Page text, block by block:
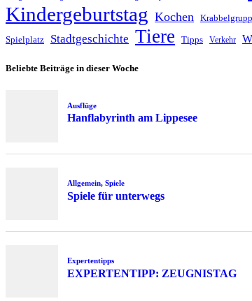
Kindergeburtstag Kochen
Spielplatz Stadtgeschichte Tiere Tipps Verkehr
Beliebte Beiträge in dieser Woche
Ausflüge
Hanflabyrinth am Lippesee
Allgemein, Spiele
Spiele für unterwegs
Expertentipps
EXPERTENTIPP: ZEUGNISTAG